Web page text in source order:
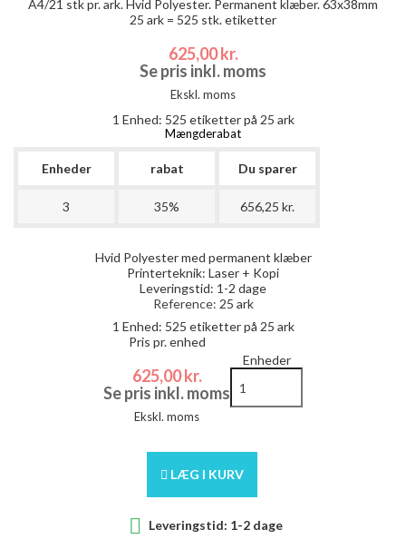
A4/21 stk pr. ark. Hvid Polyester. Permanent klæber. 63x38mm
25 ark = 525 stk. etiketter
625,00 kr.
Se pris inkl. moms
Ekskl. moms
1 Enhed: 525 etiketter på 25 ark
Mængderabat
Enheder rabat Du sparer
3 35% 656,25 kr.
Hvid Polyester med permanent klæber
Printerteknik: Laser + Kopi
Leveringstid: 1-2 dage
Reference: 25 ark
1 Enhed: 525 etiketter på 25 ark
Pris pr. enhed
625,00 kr.
Se pris inkl. moms
Ekskl. moms
Enheder
LÆG I KURV
 Leveringstid: 1-2 dage